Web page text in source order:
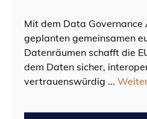
Mit dem Data Governance
geplanten gemeinsamen
Datenräumen schafft die
dem Daten sicher,
vertrauenswürdig ...